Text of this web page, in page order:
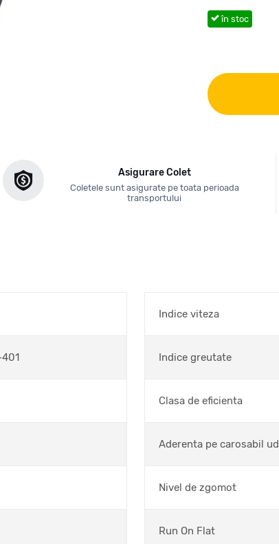
în stoc
Asigurare Colet
Coletele sunt asigurate pe toata perioada
transportului
401
Indice viteza
Indice greutate
Clasa de eficienta
Aderenta pe carosabil ud
Nivel de zgomot
Run On Flat